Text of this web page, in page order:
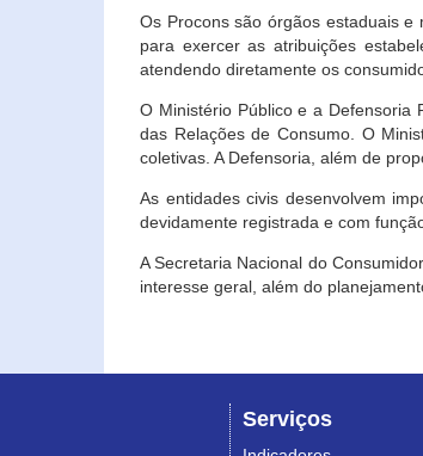
Os Procons são órgãos estaduais e
para exercer as atribuições
atendendo diretamente os
O Ministério Público e a Defensoria
das Relações de Consumo. O
coletivas. A Defensoria, além de
As entidades civis desenvolvem
devidamente registrada e com
A Secretaria Nacional do
interesse geral, além do
Serviços